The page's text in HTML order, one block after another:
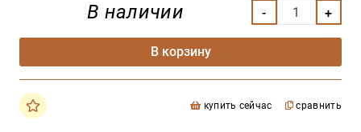
В наличии
В корзину
купить сейчас сравнить